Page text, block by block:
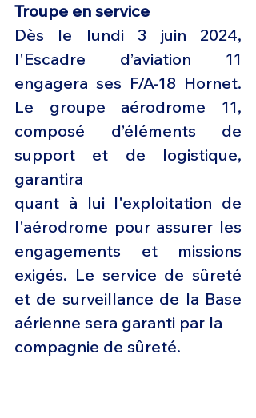
Troupe en service
Dès le lundi 3 juin 2024,
l'Escadre d’aviation 11
engagera ses F/A-18 Hornet.
Le groupe aérodrome 11,
composé d’éléments de
support et de logistique,
garantira
quant à lui l'exploitation de
l'aérodrome pour assurer les
engagements et missions
exigés. Le service de sûreté
et de surveillance de la Base
aérienne sera garanti par la
compagnie de sûreté.